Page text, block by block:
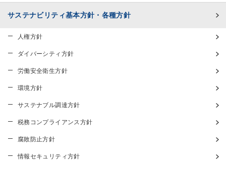
サステナビリティ基本方針・各種方針
人権方針
ダイバーシティ方針
労働安全衛生方針
環境方針
サステナブル調達方針
税務コンプライアンス方針
腐敗防止方針
情報セキュリティ方針